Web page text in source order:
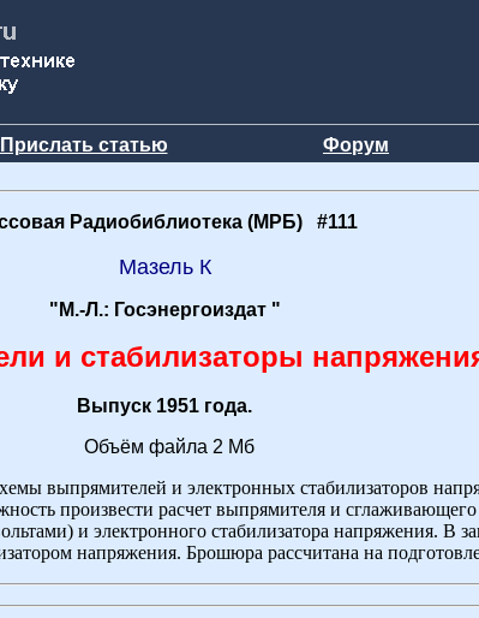
Прислать статью Форум
Радиобиблиотека (МРБ) #111
Мазель К
"М.-Л.: Госэнергоиздат "
и стабилизаторы
Выпуск 1951 года.
Объём файла 2 Мб
выпрямителей и электронных стабилизаторов
произвести расчет выпрямителя и сглаживающего
и электронного стабилизатора напряжения. В
напряжения. Брошюра рассчитана на